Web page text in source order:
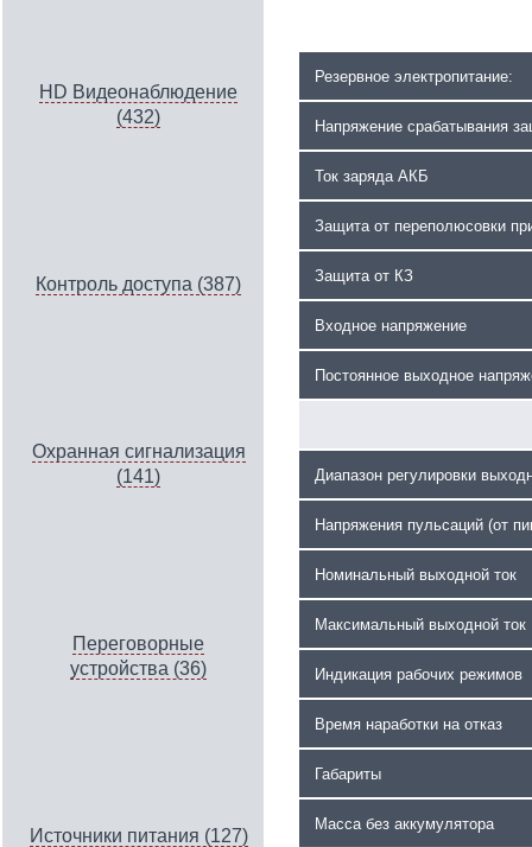
HD Видеонаблюдение
(432)
Контроль доступа (387)
Охранная сигнализация
(141)
Переговорные
устройства (36)
Источники питания (127)
Резервное электропитание:
Напряжение срабатывания
Ток заряда АКБ
Защита от переполюсовки
Защита от КЗ
Входное напряжение
Постоянное выходное
Диапазон регулировки
Напряжения пульсаций (от
Номинальный выходной ток
Максимальный выходной ток
Индикация рабочих режимов
Время наработки на отказ
Габариты
Масса без аккумулятора